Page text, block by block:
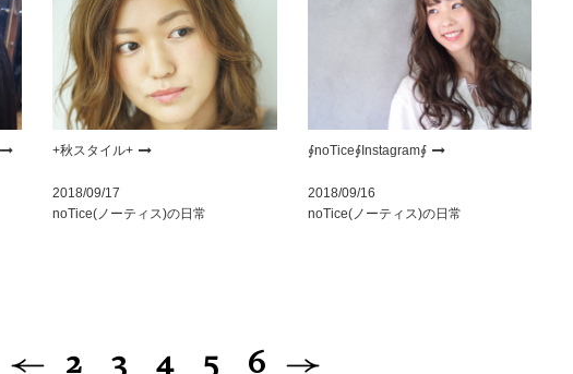
+秋スタイル+
2018/09/17
noTice(ノーティス)の日常
∮noTice∮Instagram∮
2018/09/16
noTice(ノーティス)の日常
2 3 4 5 6